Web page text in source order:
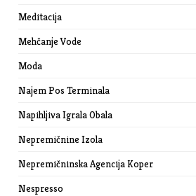
Meditacija
Mehčanje Vode
Moda
Najem Pos Terminala
Napihljiva Igrala Obala
Nepremičnine Izola
Nepremičninska Agencija Koper
Nespresso